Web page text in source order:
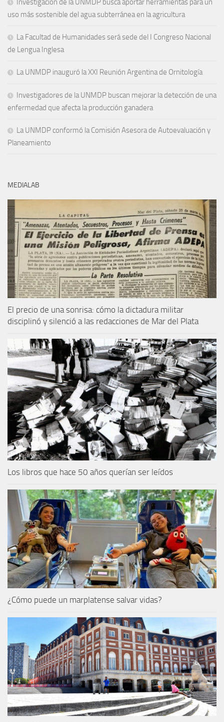
Investigación de la UNMDP busca aportar herramientas para un
uso más sostenible del agua subterránea en la agricultura
La Facultad de Humanidades será sede del I Congreso Nacional
de Lengua Inglesa
La UNMDP inauguró la XXI Reunión Argentina de Ornitología
Investigadores de la UNMDP buscan mejorar la detección de una
enfermedad que afecta la producción ganadera
La UNMDP conformó la Comisión Asesora de Autoevaluación y
Planeamiento
MEDIALAB
El precio de una sonrisa: cómo la dictadura militar
disciplinó y silenció a las redacciones de Mar del Plata
Los libros que hace 50 años querían ser leídos
¿Cómo puede un marplatense salvar vidas?